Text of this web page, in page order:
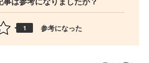
1 参考になった